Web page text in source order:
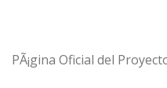
PÃ¡gina Oficial del